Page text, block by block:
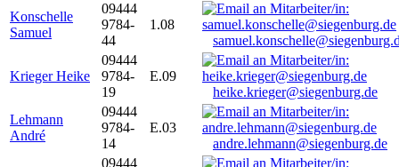
Konschelle
Samuel
09444
9784-
44
1.08
Krieger Heike
09444
9784-
19
E.09
heike.krieger@siegenburg.de
Lehmann
André
09444
9784-
14
E.03
andre.lehmann@siegenburg.de
09444